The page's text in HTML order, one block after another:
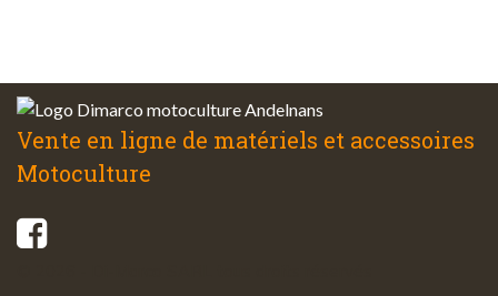
Vente en ligne de matériels et accessoires
Motoculture